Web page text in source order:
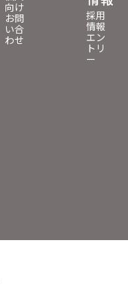
向け
お問
い合
わせ
採用
情報
エン
トリ
ー